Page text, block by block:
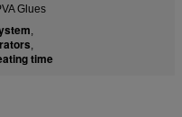
Glues
,
,
time